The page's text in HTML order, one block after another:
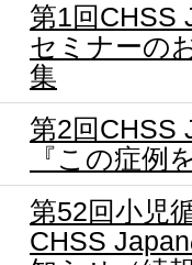
第1回CHSS
セミナーの
集
第2回CHSS
『この症例
第52回小児
CHSS